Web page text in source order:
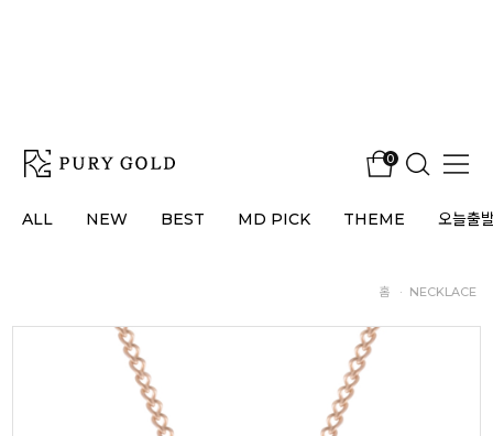
0
ALL NEW BEST MD PICK THEME 오늘출
홈 · NECKLACE